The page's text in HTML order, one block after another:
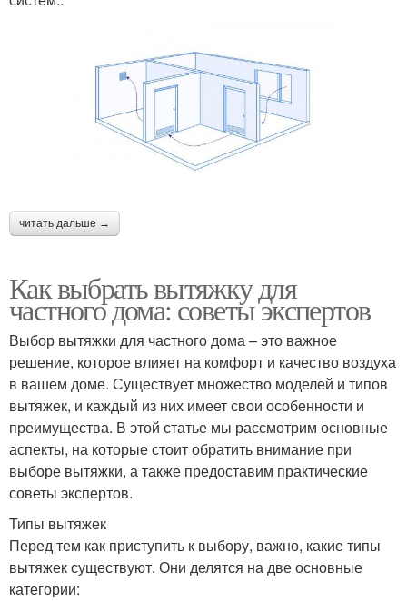
читать дальше →
Как выбрать вытяжку для
частного дома: советы экспертов
Выбор вытяжки для частного дома – это важное
решение, которое влияет на комфорт и качество воздуха
в вашем доме. Существует множество моделей и типов
вытяжек, и каждый из них имеет свои особенности и
преимущества. В этой статье мы рассмотрим основные
аспекты, на которые стоит обратить внимание при
выборе вытяжки, а также предоставим практические
советы экспертов.
Типы вытяжек
Перед тем как приступить к выбору, важно, какие типы
вытяжек существуют. Они делятся на две основные
категории: